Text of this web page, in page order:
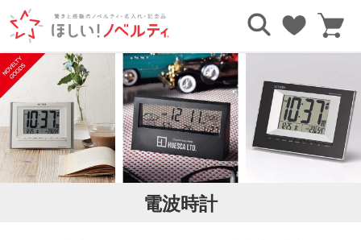
TOP 時計 電波時計
電波時計